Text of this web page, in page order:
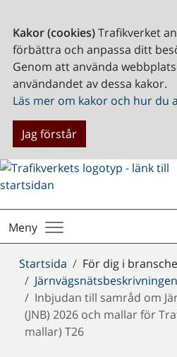
Kakor (cookies)Trafikverket
förbättra och anpassa ditt
Genom att använda
användandet av dessa kakor.
Läs mer om kakor och hur du
Jag förstår
Meny
Du
är
här:
Startsida För dig i
Järnvägsnätsbeskrivningen
Inbjudan till samråd om
(JNB) 2026 och mallar för
mallar) T26